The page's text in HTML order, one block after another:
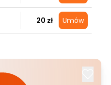
20 zł Umów